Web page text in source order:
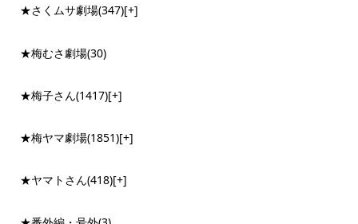
★さくムサ劇場(347)[+]
★梅むさ劇場(30)
★梅子さん(1417)[+]
★梅ヤマ劇場(1851)[+]
★ヤマトさん(418)[+]